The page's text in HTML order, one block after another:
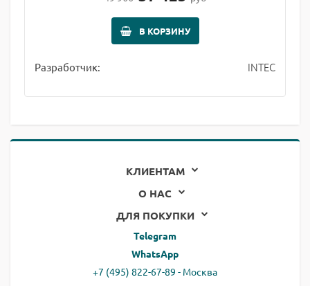
В КОРЗИНУ
Разработчик: INTEC
КЛИЕНТАМ
О НАС
ДЛЯ ПОКУПКИ
Telegram
WhatsApp
+7 (495) 822-67-89 - Москва